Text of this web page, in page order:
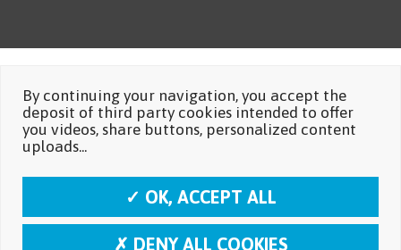
By continuing your navigation, you accept the
deposit of third party cookies intended to offer
you videos, share buttons, personalized content
uploads...
✓ OK, ACCEPT ALL
✗ DENY ALL COOKIES